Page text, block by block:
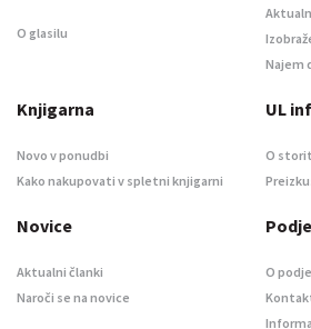
O glasilu
Najem
Knjigarna
Novo v ponudbi
Kako nakupovati v spletni knjigarni
UL
O
Novice
Aktualni članki
Naroči se na novice
O